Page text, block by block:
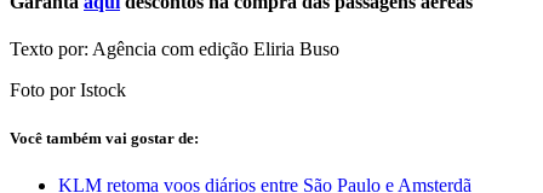
Texto por: Agência com edição Eliria Buso
Foto por Istock
Você também vai gostar de:
KLM retoma voos diários entre São Paulo e Amsterdã